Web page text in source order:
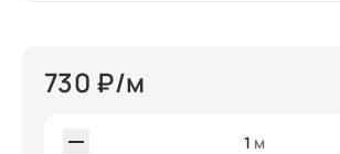
730 ₽/м
1 м